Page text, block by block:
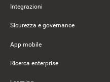
Integrazioni
Sicurezza e governance
App mobile
Ricerca enterprise